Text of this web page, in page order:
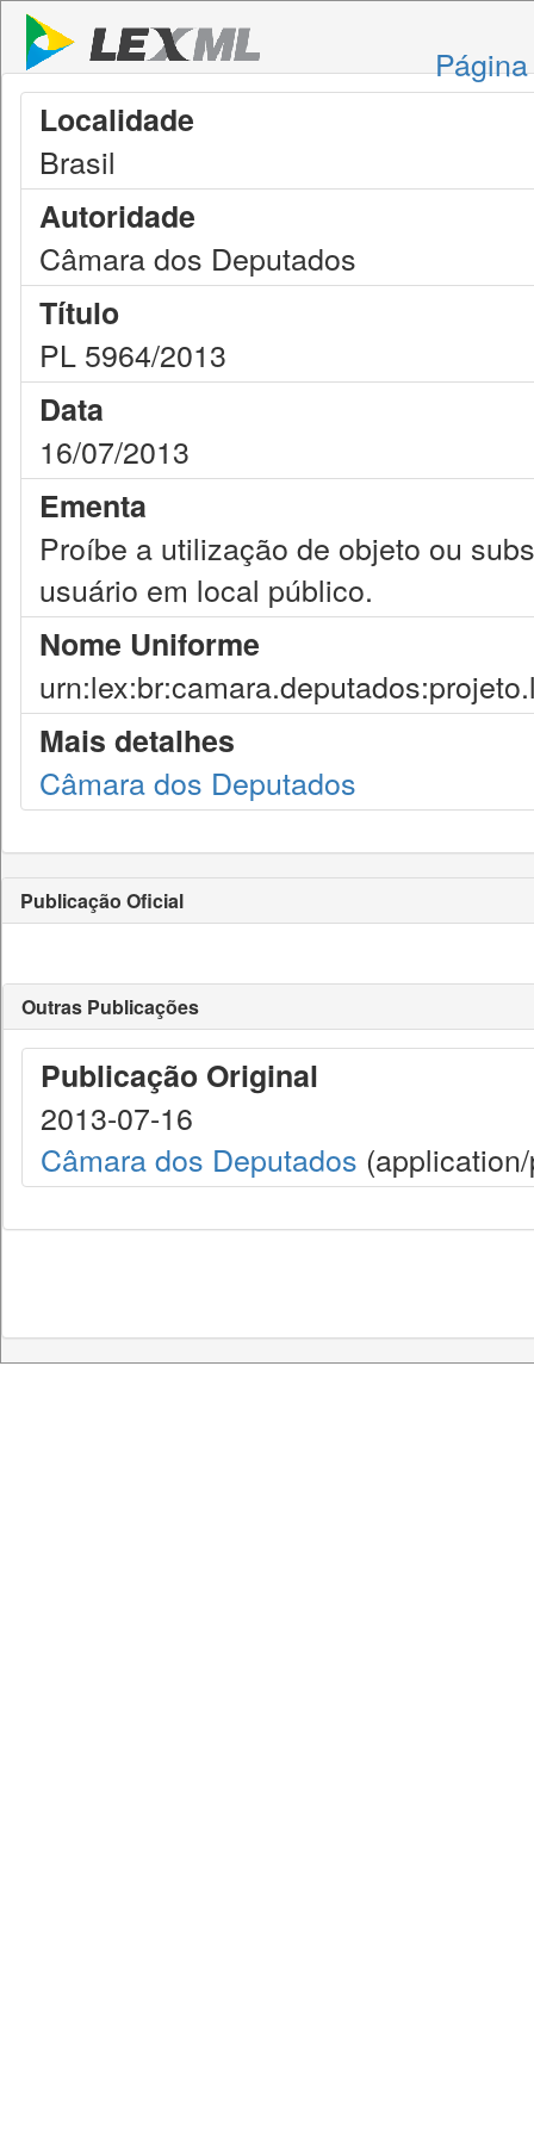
Localidade
Brasil
Autoridade
Câmara dos Deputados
Título
PL 5964/2013
Data
16/07/2013
Ementa
Proíbe a utilização de objeto ou
usuário em local público.
Nome Uniforme
Mais detalhes
Câmara dos Deputados
Publicação Oficial
Outras Publicações
Publicação Original
2013-07-16
Câmara dos Deputados